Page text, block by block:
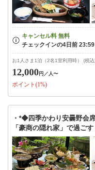
お1人さま1泊（2名1室利用時） (税込
12,000円 ／人〜
ポイント(1%)
・*◆四季かわり安曇野会
「豪商の隠れ家」で過ご